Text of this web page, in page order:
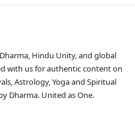
Hindu Unity, and global
with us for authentic content on
Astrology, Yoga and Spiritual
Dharma. United as One.